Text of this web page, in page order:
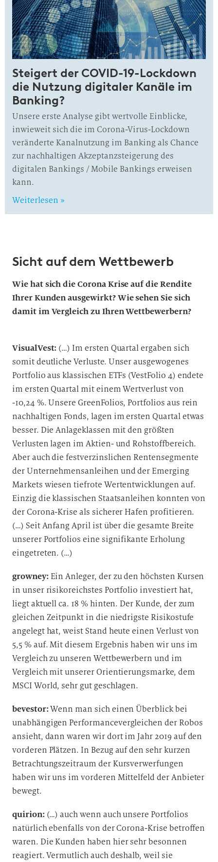
Steigert der COVID-19-Lockdown
die Nutzung digitaler Kanäle im
Banking?
Unsere erste Analyse gibt wertvolle Einblicke,
inwieweit sich die im Corona-Virus-Lockdown
veränderte Kanalnutzung im Banking als Chance
zur nachhaltigen Akzeptanzsteigerung des
digitalen Bankings / Mobile Bankings erweisen
kann.
Weiterlesen »
Sicht auf dem Wettbewerb
Wie hat sich die Corona Krise auf die Rendite
Ihrer Kunden ausgewirkt? Wie sehen Sie sich
damit im Vergleich zu Ihren Wettbewerbern?
VisualVest: (…) Im ersten Quartal ergaben sich
somit deutliche Verluste. Unser ausgewogenes
Portfolio aus klassischen ETFs (VestFolio 4) endete
im ersten Quartal mit einem Wertverlust von
-10,24 %. Unsere GreenFolios, Portfolios aus rein
nachhaltigen Fonds, lagen im ersten Quartal etwas
besser. Die Anlageklassen mit den größten
Verlusten lagen im Aktien- und Rohstoffbereich.
Aber auch die festverzinslichen Rentensegmente
der Unternehmensanleihen und der Emerging
Markets wiesen tiefrote Wertentwicklungen auf.
Einzig die klassischen Staatsanleihen konnten von
der Corona-Krise als sicherer Hafen profitieren.
(…) Seit Anfang April ist über die gesamte Breite
unserer Portfolios eine signifikante Erholung
eingetreten. (…)
growney: Ein Anleger, der zu den höchsten Kursen
in unser risikoreichstes Portfolio investiert hat,
liegt aktuell ca. 18 % hinten. Der Kunde, der zum
gleichen Zeitpunkt in die niedrigste Risikostufe
angelegt hat, weist Stand heute einen Verlust von
5,5 % auf. Mit diesem Ergebnis haben wir uns im
Vergleich zu unseren Wettbewerbern und im
Vergleich mit unserer Orientierungsmarke, dem
MSCI World, sehr gut geschlagen.
bevestor:Wenn man sich einen Überblick bei
unabhängigen Performancevergleichen der Robos
ansieht, dann waren wir dort im Jahr 2019 auf den
vorderen Plätzen. In Bezug auf den sehr kurzen
Betrachtungszeitraum der Kursverwerfungen
haben wir uns im vorderen Mittelfeld der Anbieter
bewegt.
quirion: (…) auch wenn auch unsere Portfolios
natürlich ebenfalls von der Corona-Krise betroffen
waren. Die Kunden haben hier sehr besonnen
reagiert. Vermutlich auch deshalb, weil sie